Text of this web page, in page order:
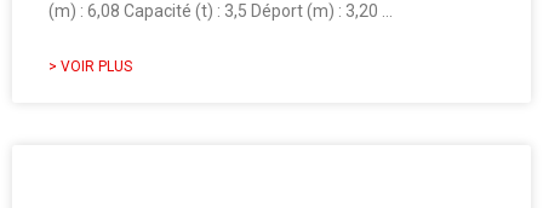
(m) : 6,08 Capacité (t) : 3,5 Déport (m) : 3,20 …
> VOIR PLUS